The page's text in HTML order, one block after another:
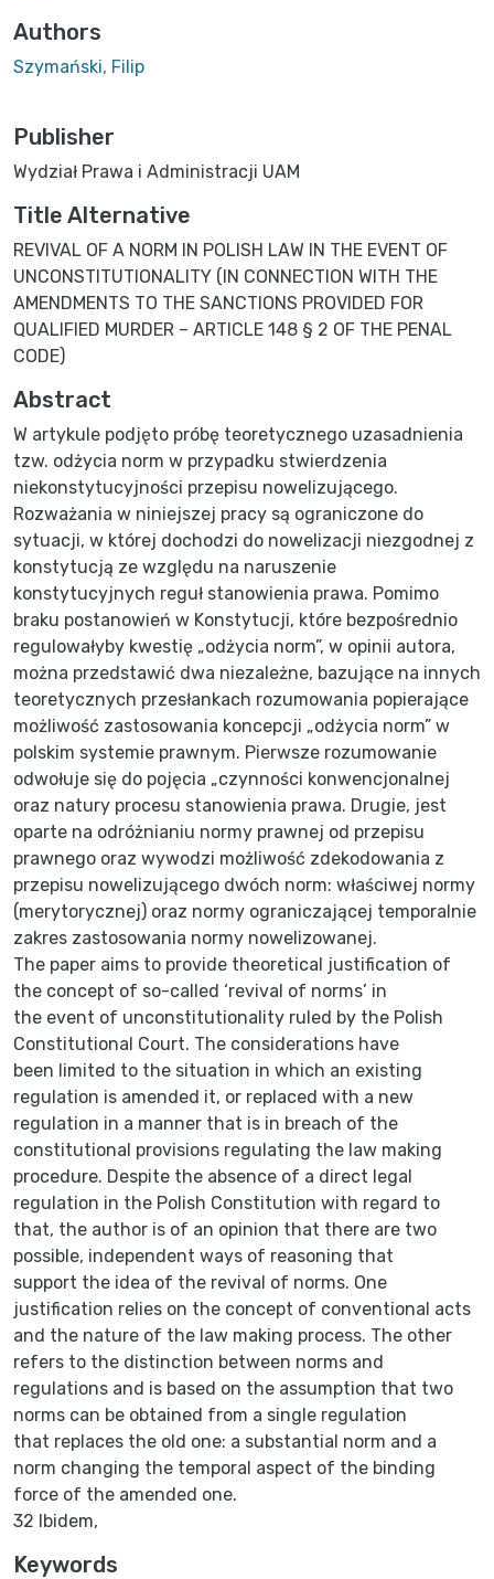
Authors
Szymański, Filip
Publisher
Wydział Prawa i Administracji UAM
Title Alternative
REVIVAL OF A NORM IN POLISH LAW IN THE EVENT OF
UNCONSTITUTIONALITY (IN CONNECTION WITH THE
AMENDMENTS TO THE SANCTIONS PROVIDED FOR
QUALIFIED MURDER – ARTICLE 148 § 2 OF THE PENAL
CODE)
Abstract
W artykule podjęto próbę teoretycznego uzasadnienia
tzw. odżycia norm w przypadku stwierdzenia
niekonstytucyjności przepisu nowelizującego.
Rozważania w niniejszej pracy są ograniczone do
sytuacji, w której dochodzi do nowelizacji niezgodnej z
konstytucją ze względu na naruszenie
konstytucyjnych reguł stanowienia prawa. Pomimo
braku postanowień w Konstytucji, które bezpośrednio
regulowałyby kwestię „odżycia norm”, w opinii autora,
można przedstawić dwa niezależne, bazujące na innych
teoretycznych przesłankach rozumowania popierające
możliwość zastosowania koncepcji „odżycia norm” w
polskim systemie prawnym. Pierwsze rozumowanie
odwołuje się do pojęcia „czynności konwencjonalnej
oraz natury procesu stanowienia prawa. Drugie, jest
oparte na odróżnianiu normy prawnej od przepisu
prawnego oraz wywodzi możliwość zdekodowania z
przepisu nowelizującego dwóch norm: właściwej normy
(merytorycznej) oraz normy ograniczającej temporalnie
zakres zastosowania normy nowelizowanej.
The paper aims to provide theoretical justification of
the concept of so-called ‘revival of norms’ in
the event of unconstitutionality ruled by the Polish
Constitutional Court. The considerations have
been limited to the situation in which an existing
regulation is amended it, or replaced with a new
regulation in a manner that is in breach of the
constitutional provisions regulating the law making
procedure. Despite the absence of a direct legal
regulation in the Polish Constitution with regard to
that, the author is of an opinion that there are two
possible, independent ways of reasoning that
support the idea of the revival of norms. One
justification relies on the concept of conventional acts
and the nature of the law making process. The other
refers to the distinction between norms and
regulations and is based on the assumption that two
norms can be obtained from a single regulation
that replaces the old one: a substantial norm and a
norm changing the temporal aspect of the binding
force of the amended one.
32 Ibidem,
Keywords